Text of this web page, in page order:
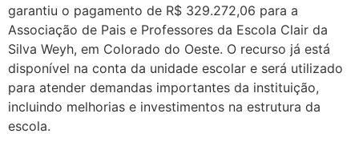
garantiu o pagamento de R$ 329.272,06 para a
Associação de Pais e Professores da Escola Clair da
Silva Weyh, em Colorado do Oeste. O recurso já está
disponível na conta da unidade escolar e será utilizado
para atender demandas importantes da instituição,
incluindo melhorias e investimentos na estrutura da
escola.